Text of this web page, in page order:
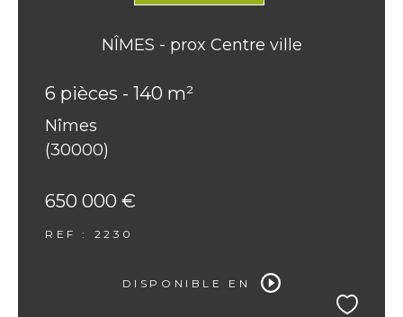
NÎMES - prox Centre ville
6 pièces - 140 m²
Nîmes
(30000)
650 000 €
REF : 2230
DISPONIBLE EN